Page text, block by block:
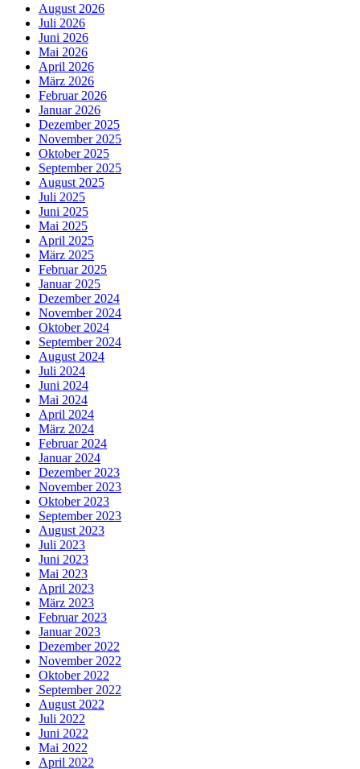
August 2026
Juli 2026
Juni 2026
Mai 2026
April 2026
März 2026
Februar 2026
Januar 2026
Dezember 2025
November 2025
Oktober 2025
September 2025
August 2025
Juli 2025
Juni 2025
Mai 2025
April 2025
März 2025
Februar 2025
Januar 2025
Dezember 2024
November 2024
Oktober 2024
September 2024
August 2024
Juli 2024
Juni 2024
Mai 2024
April 2024
März 2024
Februar 2024
Januar 2024
Dezember 2023
November 2023
Oktober 2023
September 2023
August 2023
Juli 2023
Juni 2023
Mai 2023
April 2023
März 2023
Februar 2023
Januar 2023
Dezember 2022
November 2022
Oktober 2022
September 2022
August 2022
Juli 2022
Juni 2022
Mai 2022
April 2022